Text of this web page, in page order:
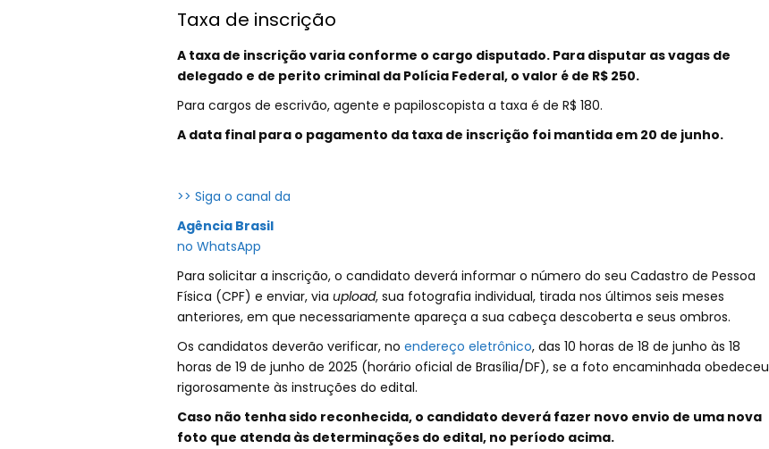
Taxa de inscrição
A taxa de inscrição varia conforme o cargo disputado. Para disputar as vagas de
delegado e de perito criminal da Polícia Federal, o valor é de R$ 250.
Para cargos de escrivão, agente e papiloscopista a taxa é de R$ 180.
A data final para o pagamento da taxa de inscrição foi mantida em 20 de junho.
>> Siga o canal da
Agência Brasil
no WhatsApp
Para solicitar a inscrição, o candidato deverá informar o número do seu Cadastro de Pessoa
Física (CPF) e enviar, via upload, sua fotografia individual, tirada nos últimos seis meses
anteriores, em que necessariamente apareça a sua cabeça descoberta e seus ombros.
Os candidatos deverão verificar, no endereço eletrônico, das 10 horas de 18 de junho às 18
horas de 19 de junho de 2025 (horário oficial de Brasília/DF), se a foto encaminhada obedeceu
rigorosamente às instruções do edital.
Caso não tenha sido reconhecida, o candidato deverá fazer novo envio de uma nova
foto que atenda às determinações do edital, no período acima.